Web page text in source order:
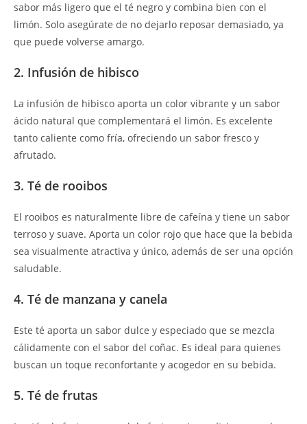
sabor más ligero que el té negro y combina bien con el
limón. Solo asegúrate de no dejarlo reposar demasiado, ya
que puede volverse amargo.
2. Infusión de hibisco
La infusión de hibisco aporta un color vibrante y un sabor
ácido natural que complementará el limón. Es excelente
tanto caliente como fría, ofreciendo un sabor fresco y
afrutado.
3. Té de rooibos
El rooibos es naturalmente libre de cafeína y tiene un sabor
terroso y suave. Aporta un color rojo que hace que la bebida
sea visualmente atractiva y único, además de ser una opción
saludable.
4. Té de manzana y canela
Este té aporta un sabor dulce y especiado que se mezcla
cálidamente con el sabor del coñac. Es ideal para quienes
buscan un toque reconfortante y acogedor en su bebida.
5. Té de frutas